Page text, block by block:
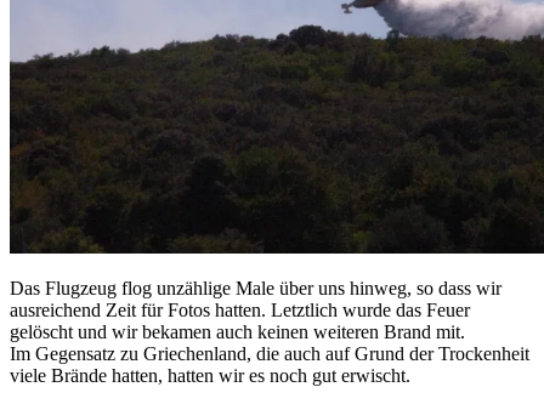
Das Flugzeug flog unzählige Male über uns hinweg, so dass wir
ausreichend Zeit für Fotos hatten. Letztlich wurde das Feuer
gelöscht und wir bekamen auch keinen weiteren Brand mit.
Im Gegensatz zu Griechenland, die auch auf Grund der Trockenheit
viele Brände hatten, hatten wir es noch gut erwischt.